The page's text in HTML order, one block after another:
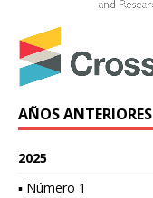
AÑOS ANTERIORES
2025
▪ Número 1